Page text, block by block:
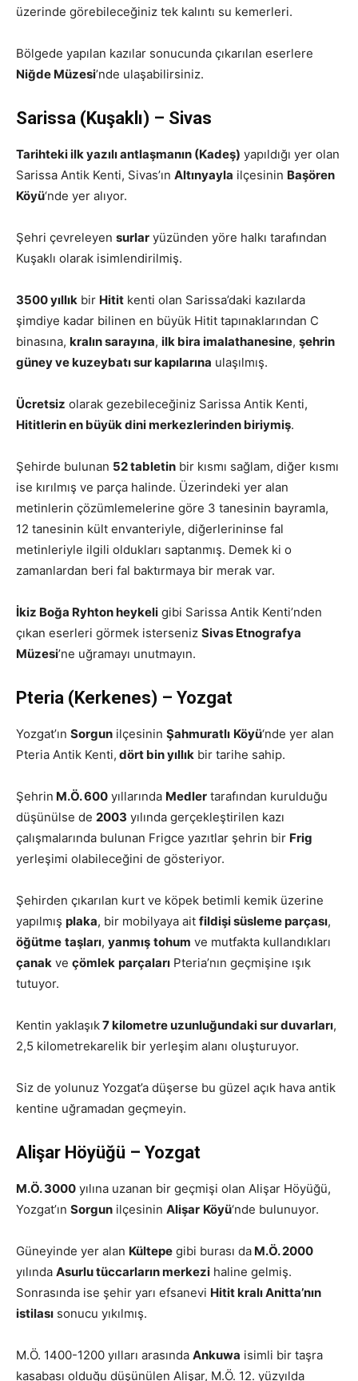
üzerinde görebileceğiniz tek kalıntı su kemerleri.
Bölgede yapılan kazılar sonucunda çıkarılan eserlere
Niğde Müzesi’nde ulaşabilirsiniz.
Sarissa (Kuşaklı) – Sivas
Tarihteki ilk yazılı antlaşmanın (Kadeş) yapıldığı yer olan
Sarissa Antik Kenti, Sivas’ın Altınyayla ilçesinin Başören
Köyü‘nde yer alıyor.
Şehri çevreleyen surlar yüzünden yöre halkı tarafından
Kuşaklı olarak isimlendirilmiş.
3500 yıllık bir Hitit kenti olan Sarissa’daki kazılarda
şimdiye kadar bilinen en büyük Hitit tapınaklarından C
binasına, kralın sarayına, ilk bira imalathanesine, şehrin
güney ve kuzeybatı sur kapılarına ulaşılmış.
Ücretsiz olarak gezebileceğiniz Sarissa Antik Kenti,
Hititlerin en büyük dini merkezlerinden biriymiş.
Şehirde bulunan 52 tabletin bir kısmı sağlam, diğer kısmı
ise kırılmış ve parça halinde. Üzerindeki yer alan
metinlerin çözümlemelerine göre 3 tanesinin bayramla,
12 tanesinin kült envanteriyle, diğerlerininse fal
metinleriyle ilgili oldukları saptanmış. Demek ki o
zamanlardan beri fal baktırmaya bir merak var.
İkiz Boğa Ryhton heykeli gibi Sarissa Antik Kenti’nden
çıkan eserleri görmek isterseniz Sivas Etnografya
Müzesi’ne uğramayı unutmayın.
Pteria (Kerkenes) – Yozgat
Yozgat’ın Sorgun ilçesinin Şahmuratlı Köyü‘nde yer alan
Pteria Antik Kenti, dört bin yıllık bir tarihe sahip.
Şehrin M.Ö. 600 yıllarında Medler tarafından kurulduğu
düşünülse de 2003 yılında gerçekleştirilen kazı
çalışmalarında bulunan Frigce yazıtlar şehrin bir Frig
yerleşimi olabileceğini de gösteriyor.
Şehirden çıkarılan kurt ve köpek betimli kemik üzerine
yapılmış plaka, bir mobilyaya ait fildişi süsleme parçası,
öğütme taşları, yanmış tohum ve mutfakta kullandıkları
çanak ve çömlek parçaları Pteria’nın geçmişine ışık
tutuyor.
Kentin yaklaşık7 kilometre uzunluğundaki sur duvarları,
2,5 kilometrekarelik bir yerleşim alanı oluşturuyor.
Siz de yolunuz Yozgat’a düşerse bu güzel açık hava antik
kentine uğramadan geçmeyin.
Alişar Höyüğü – Yozgat
M.Ö. 3000 yılına uzanan bir geçmişi olan Alişar Höyüğü,
Yozgat’ın Sorgun ilçesinin Alişar Köyü‘nde bulunuyor.
Güneyinde yer alan Kültepe gibi burası da M.Ö. 2000
yılında Asurlu tüccarların merkezi haline gelmiş.
Sonrasında ise şehir yarı efsanevi Hitit kralı Anitta’nın
istilası sonucu yıkılmış.
M.Ö. 1400-1200 yılları arasında Ankuwa isimli bir taşra
kasabası olduğu düşünülen Alişar, M.Ö. 12. yüzyılda